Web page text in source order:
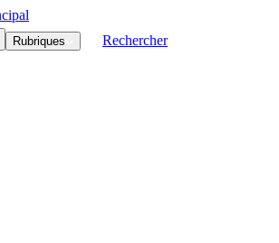
Rubriques Rechercher